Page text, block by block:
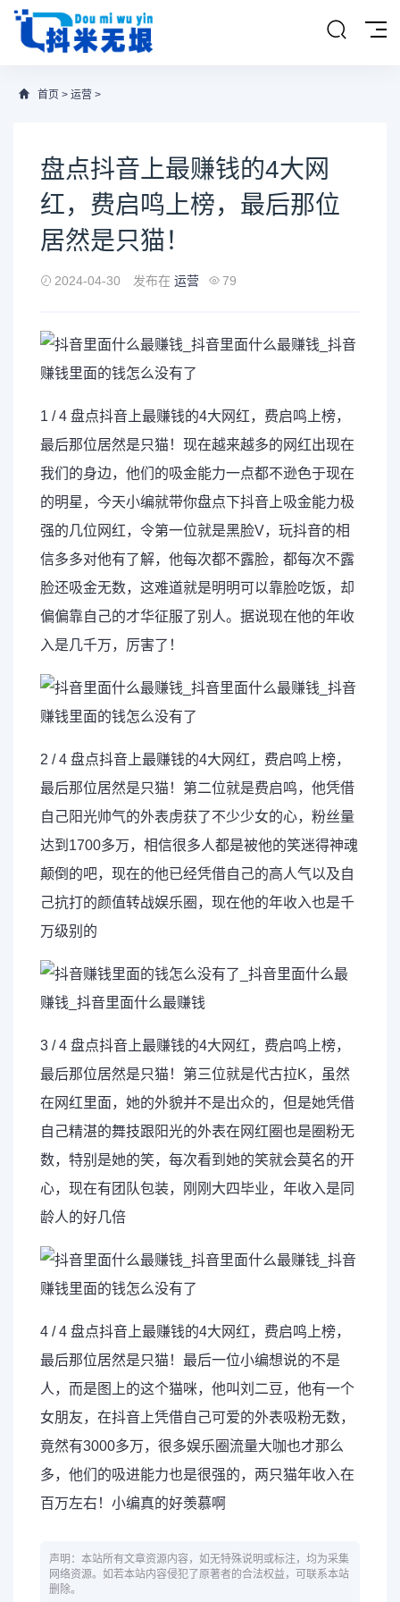
首页 > 运营 >
盘点抖音上最赚钱的4大网
红，费启鸣上榜，最后那位
居然是只猫！
2024-04-30 发布在 运营 79
1 / 4 盘点抖音上最赚钱的4大网红，费启鸣上榜，
最后那位居然是只猫！现在越来越多的网红出现在
我们的身边，他们的吸金能力一点都不逊色于现在
的明星，今天小编就带你盘点下抖音上吸金能力极
强的几位网红，令第一位就是黑脸V，玩抖音的相
信多多对他有了解，他每次都不露脸，都每次不露
脸还吸金无数，这难道就是明明可以靠脸吃饭，却
偏偏靠自己的才华征服了别人。据说现在他的年收
入是几千万，厉害了！
2 / 4 盘点抖音上最赚钱的4大网红，费启鸣上榜，
最后那位居然是只猫！第二位就是费启鸣，他凭借
自己阳光帅气的外表虏获了不少少女的心，粉丝量
达到1700多万，相信很多人都是被他的笑迷得神魂
颠倒的吧，现在的他已经凭借自己的高人气以及自
己抗打的颜值转战娱乐圈，现在他的年收入也是千
万级别的
3 / 4 盘点抖音上最赚钱的4大网红，费启鸣上榜，
最后那位居然是只猫！第三位就是代古拉K，虽然
在网红里面，她的外貌并不是出众的，但是她凭借
自己精湛的舞技跟阳光的外表在网红圈也是圈粉无
数，特别是她的笑，每次看到她的笑就会莫名的开
心，现在有团队包装，刚刚大四毕业，年收入是同
龄人的好几倍
4 / 4 盘点抖音上最赚钱的4大网红，费启鸣上榜，
最后那位居然是只猫！最后一位小编想说的不是
人，而是图上的这个猫咪，他叫刘二豆，他有一个
女朋友，在抖音上凭借自己可爱的外表吸粉无数，
竟然有3000多万，很多娱乐圈流量大咖也才那么
多，他们的吸进能力也是很强的，两只猫年收入在
百万左右！小编真的好羡慕啊
声明：本站所有文章资源内容，如无特殊说明或标注，均为采集
网络资源。如若本站内容侵犯了原著者的合法权益，可联系本站
删除。